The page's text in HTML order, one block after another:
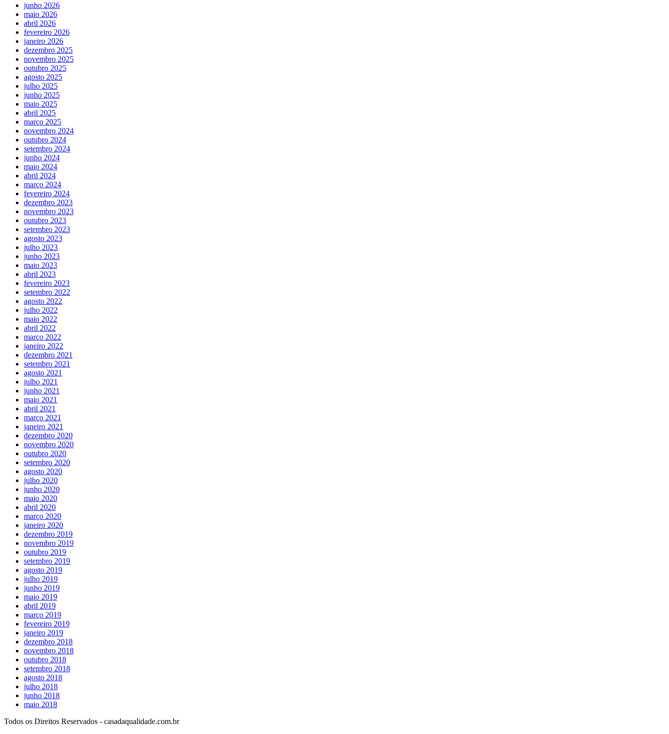
junho 2026
maio 2026
abril 2026
fevereiro 2026
janeiro 2026
dezembro 2025
novembro 2025
outubro 2025
agosto 2025
julho 2025
junho 2025
maio 2025
abril 2025
março 2025
novembro 2024
outubro 2024
setembro 2024
junho 2024
maio 2024
abril 2024
março 2024
fevereiro 2024
dezembro 2023
novembro 2023
outubro 2023
setembro 2023
agosto 2023
julho 2023
junho 2023
maio 2023
abril 2023
fevereiro 2023
setembro 2022
agosto 2022
julho 2022
maio 2022
abril 2022
março 2022
janeiro 2022
dezembro 2021
setembro 2021
agosto 2021
julho 2021
junho 2021
maio 2021
abril 2021
março 2021
janeiro 2021
dezembro 2020
novembro 2020
outubro 2020
setembro 2020
agosto 2020
julho 2020
junho 2020
maio 2020
abril 2020
março 2020
janeiro 2020
dezembro 2019
novembro 2019
outubro 2019
setembro 2019
agosto 2019
julho 2019
junho 2019
maio 2019
abril 2019
março 2019
fevereiro 2019
janeiro 2019
dezembro 2018
novembro 2018
outubro 2018
setembro 2018
agosto 2018
julho 2018
junho 2018
maio 2018
Todos os Direitos Reservados - casadaqualidade.com.br